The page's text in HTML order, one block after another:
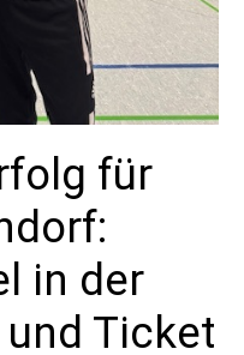
für
in der
Ticket